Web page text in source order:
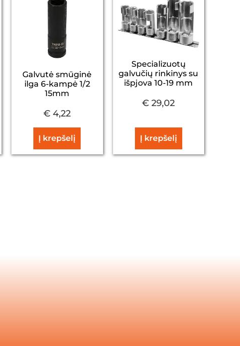
Galvutė smūginė
ilga 6-kampė 1/2
15mm
€ 4,22
Į krepšelį
Specializuotų
galvučių rinkinys su
išpjova 10-19 mm
€ 29,02
Į krepšelį